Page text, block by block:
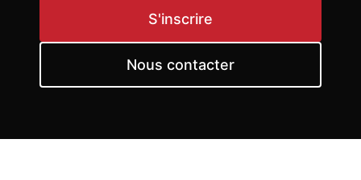
S'inscrire
Nous contacter